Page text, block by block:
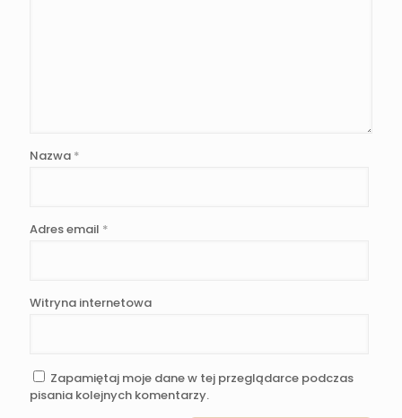
Nazwa *
Adres email *
Witryna internetowa
Zapamiętaj moje dane w tej przeglądarce podczas
pisania kolejnych komentarzy.